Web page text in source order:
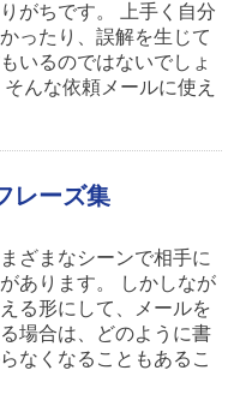
がちです。 上手く自分
ったり、誤解を生じて
いるのではないでしょ
んな依頼メールに使え
レーズ集
ざまなシーンで相手に
あります。 しかしなが
る形にして、メールを
場合は、どのように書
なくなることもあるこ